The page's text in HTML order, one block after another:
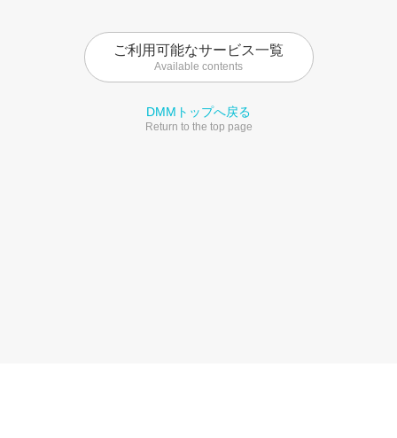
ご利用可能なサービス一覧
Available contents
DMMトップへ戻る
Return to the top page